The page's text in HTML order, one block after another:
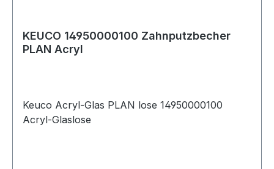
KEUCO 14950000100 Zahnputzbecher
PLAN Acryl
Keuco Acryl-Glas PLAN lose 14950000100
Acryl-Glaslose